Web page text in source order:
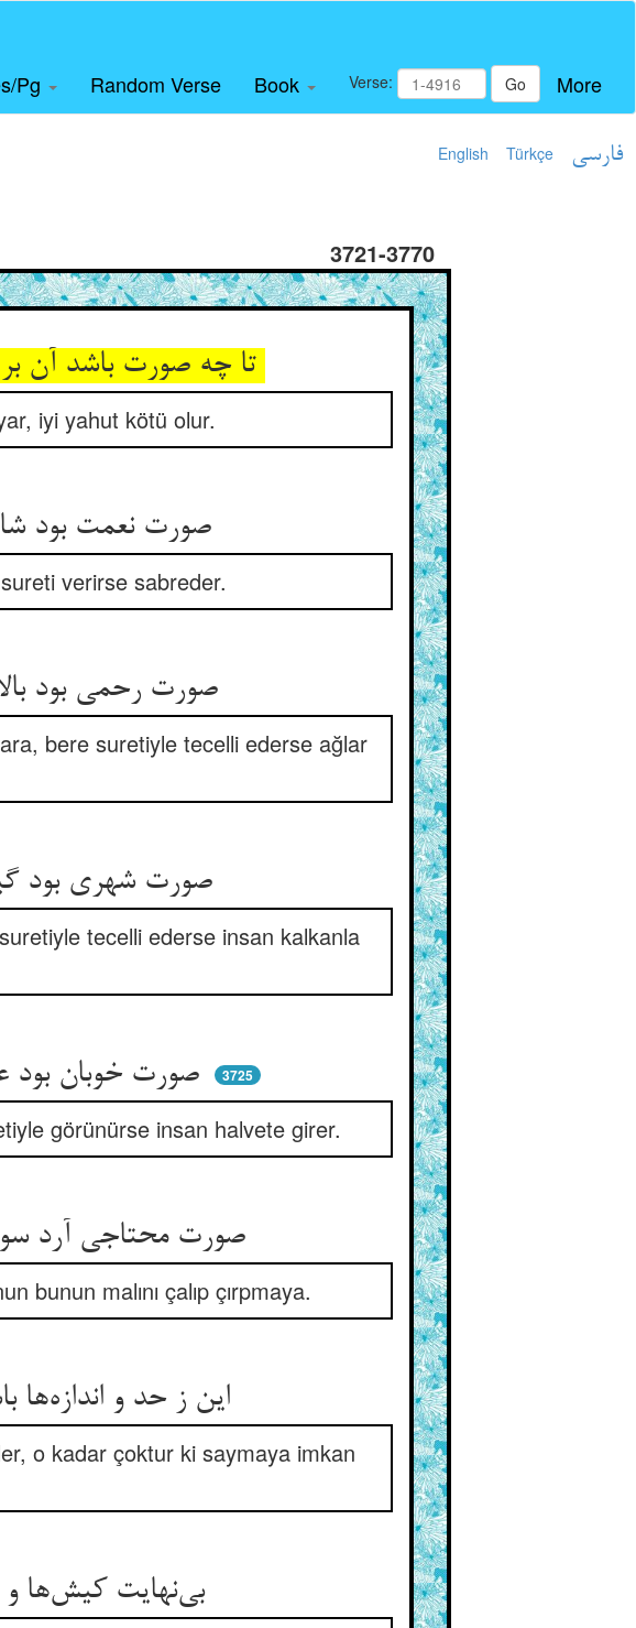
Pg Random Verse Book Verse: Go More
English Türkçe فارسی
3721-3770
iyi yahut kötü olur.
verirse sabreder.
bere suretiyle tecelli ederse ağlar
tecelli ederse insan kalkanla
صورت خوبان بود عشرت کند ** صورت غیبی بود خلوت کند 3725
görünürse insan halvete girer.
bunun malını çalıp çırpmaya.
این ز حد و اندازه‌ها باشد برون ** داعی فعل از خیال گونه‌گون
o kadar çoktur ki saymaya imkan
بی‌نهایت کیش‌ها و پیشه‌ها ** جمله ظل صورت اندیشه‌ها